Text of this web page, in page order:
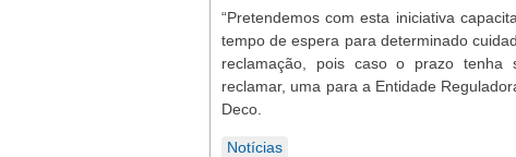
“Pretendemos com esta iniciativa
tempo de espera para determinado
reclamação, pois caso o prazo tenha
reclamar, uma para a Entidade
Deco.
Notícias